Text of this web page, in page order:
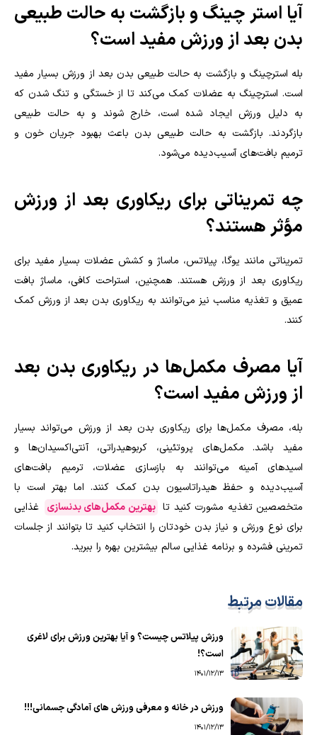
آیا استر چینگ و بازگشت به حالت طبیعی
بدن بعد از ورزش مفید است؟
بله استرچینگ و بازگشت به حالت طبیعی بدن بعد از ورزش بسیار مفید
است. استرچینگ به عضلات کمک می‌کند تا از خستگی و تنگ شدن که
به دلیل ورزش ایجاد شده است، خارج شوند و به حالت طبیعی
بازگردند. بازگشت به حالت طبیعی بدن باعث بهبود جریان خون و
ترمیم بافت‌های آسیب‌دیده می‌شود.
چه تمریناتی برای ریکاوری بعد از ورزش
مؤثر هستند؟
تمریناتی مانند یوگا، پیلاتس، ماساژ و کشش عضلات بسیار مفید برای
ریکاوری بعد از ورزش هستند. همچنین، استراحت کافی، ماساژ بافت
عمیق و تغذیه مناسب نیز می‌توانند به ریکاوری بدن بعد از ورزش کمک
کنند.
آیا مصرف مکمل‌ها در ریکاوری بدن بعد
از ورزش مفید است؟
بله، مصرف مکمل‌ها برای ریکاوری بدن بعد از ورزش می‌تواند بسیار
مفید باشد. مکمل‌های پروتئینی، کربوهیدراتی، آنتی‌اکسیدان‌ها و
اسیدهای آمینه می‌توانند به بازسازی عضلات، ترمیم بافت‌های
آسیب‌دیده و حفظ هیدراتاسیون بدن کمک کنند. اما بهتر است با
متخصصین تغذیه مشورت کنید تا بهترین مکمل‌های بدنسازی غذایی
برای نوع ورزش و نیاز بدن خودتان را انتخاب کنید تا بتوانند از جلسات
تمرینی فشرده و برنامه غذایی سالم بیشترین بهره را ببرید.
مقالات مرتبط
ورزش پیلاتس چیست؟ و آیا بهترین ورزش برای لاغری
است؟!
1401/12/13
ورزش در خانه و معرفی ورزش های آمادگی جسمانی!!!
1401/12/13